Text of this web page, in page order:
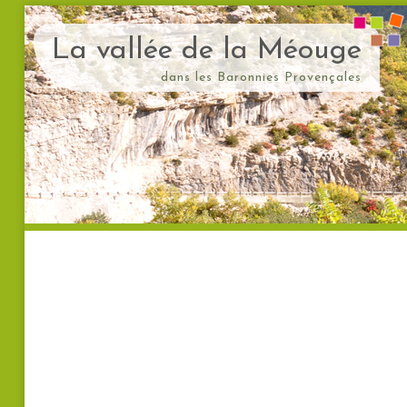
La vallée de la Méouge
dans les Baronnies Provençales